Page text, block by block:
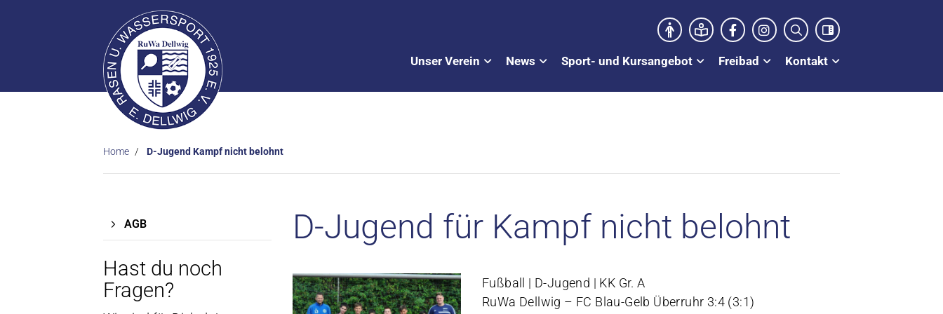
Unser Verein News Sport- und Kursangebot Freibad Kontakt
Home D-Jugend Kampf nicht belohnt
D-Jugend für Kampf nicht belohnt
Fußball | D-Jugend | KK Gr. A
RuWa Dellwig – FC Blau-Gelb Überruhr 3:4 (3:1)
AGB
Hast du noch
Fragen?